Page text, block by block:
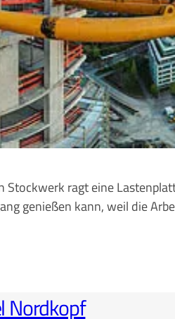
Stockwerk ragt eine
genießen kann, weil die
Nordkopf